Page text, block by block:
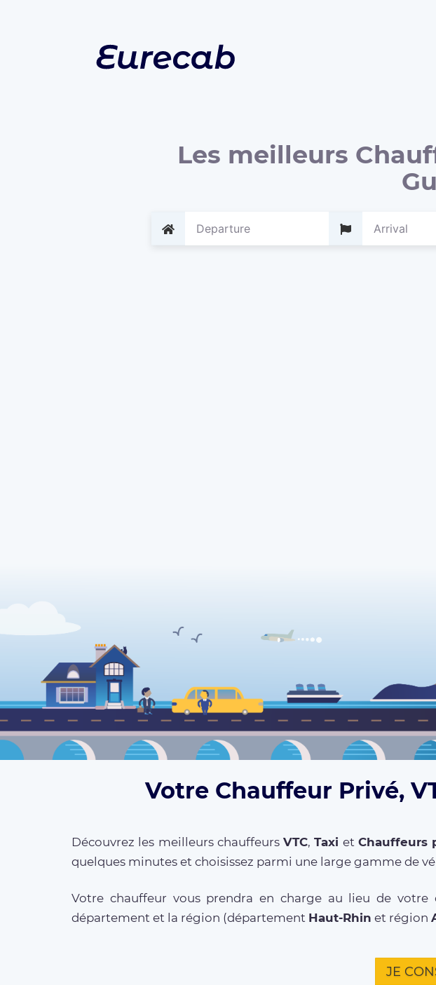
Les meilleurs
Votre Chauffeur Privé,
Découvrez les meilleurs chauffeursVTC,Taxi et Chauffeurs
quelques minutes et choisissez parmi une large gamme de
Votre chauffeur vous prendra en charge au lieu de
département et la région (département Haut-Rhin et région
JE